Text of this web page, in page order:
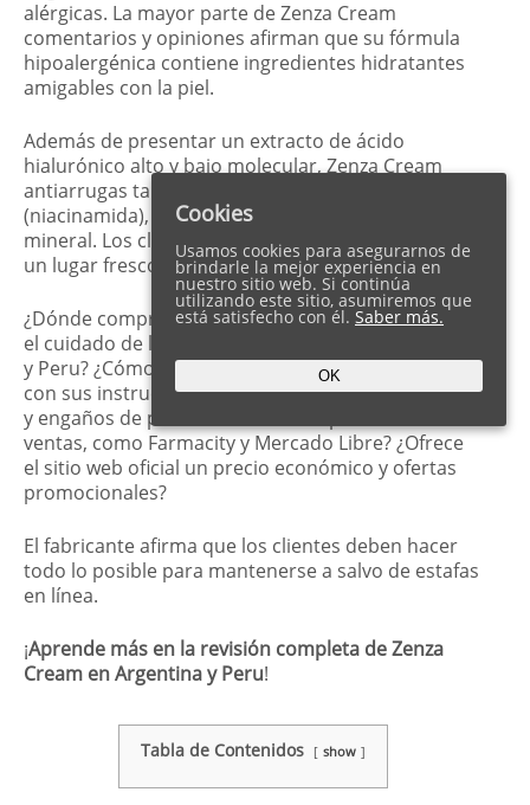
alérgicas. La mayor parte de Zenza Cream
comentarios y opiniones afirman que su fórmula
hipoalergénica contiene ingredientes hidratantes
amigables con la piel.
Además de presentar un extracto de ácido
hialurónico alto y bajo molecular, Zenza Cream
antiarrugas también incluye una vitamina B3
(niacinamida), manteca de karité y complejo
mineral. Los clientes deben recordar guardarlo en
un lugar fresco y seco, lejos de la luz solar directa.
¿Dónde comprar Zenza Cream solución activa para
el cuidado de la piel a un buen precio in Argentina
y Peru? ¿Cómo usar y aplicar la crema, de acuerdo
con sus instrucciones de uso? ¿Hay muchas estafas
y engaños de productos falsos en portales de
ventas, como Farmacity y Mercado Libre? ¿Ofrece
el sitio web oficial un precio económico y ofertas
promocionales?
El fabricante afirma que los clientes deben hacer
todo lo posible para mantenerse a salvo de estafas
en línea.
¡Aprende más en la revisión completa de Zenza
Cream en Argentina y Peru!
Tabla de Contenidos show
Cookies
Usamos cookies para asegurarnos de
brindarle la mejor experiencia en
nuestro sitio web. Si continúa
utilizando este sitio, asumiremos que
está satisfecho con él. Saber más.
OK